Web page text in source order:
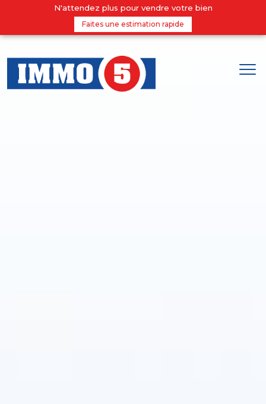
N'attendez plus pour vendre votre bien
Faites une estimation rapide